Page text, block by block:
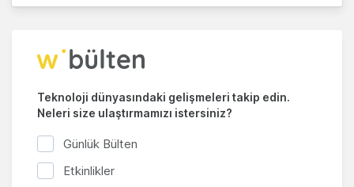
Teknoloji dünyasındaki gelişmeleri takip edin.
Neleri size ulaştırmamızı istersiniz?
Günlük Bülten
Etkinlikler